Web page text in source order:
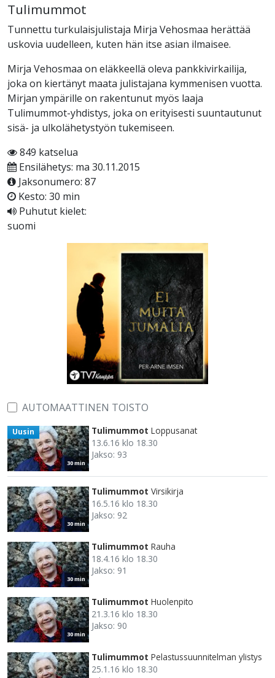
Tulimummot
Tunnettu turkulaisjulistaja Mirja Vehosmaa herättää
uskovia uudelleen, kuten hän itse asian ilmaisee.
Mirja Vehosmaa on eläkkeellä oleva pankkivirkailija,
joka on kiertänyt maata julistajana kymmenisen vuotta.
Mirjan ympärille on rakentunut myös laaja
Tulimummot-yhdistys, joka on erityisesti suuntautunut
sisä- ja ulkolähetystyön tukemiseen.
849 katselua
Ensilähetys: ma 30.11.2015
Jaksonumero: 87
Kesto: 30 min
Puhutut kielet:
suomi
AUTOMAATTINEN TOISTO
30 min
Uusin Tulimummot Loppusanat
13.6.16 klo 18.30
Jakso: 93
30 min
Tulimummot Virsikirja
16.5.16 klo 18.30
Jakso: 92
30 min
Tulimummot Rauha
18.4.16 klo 18.30
Jakso: 91
30 min
Tulimummot Huolenpito
21.3.16 klo 18.30
Jakso: 90
Tulimummot Pelastussuunnitelman ylistys
25.1.16 klo 18.30